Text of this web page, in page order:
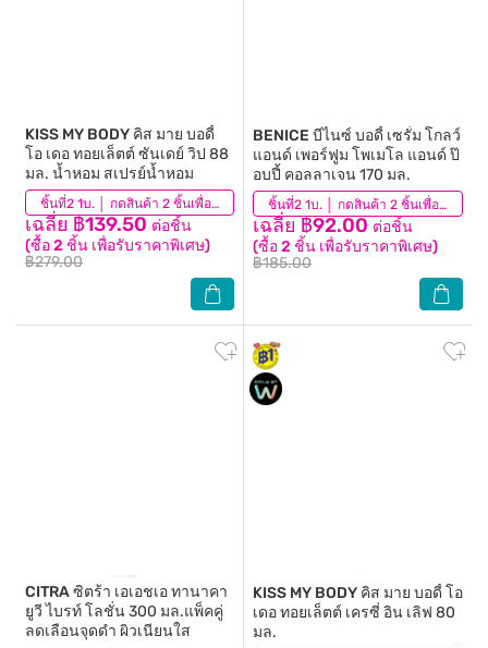
ชิ้นที่2 1บ. │ กดสินค้า 2 ชิ้นเพื่อรับโปรโมชันนี้
KISS MY BODY คิส มาย บอดี้
โอ เดอ ทอยเล็ตต์ ซันเดย์ วิป 88
มล. น้ำหอม สเปรย์น้ำหอม
เฉลี่ย ฿139.50 ต่อชิ้น
(ซื้อ 2 ชิ้น เพื่อรับราคาพิเศษ)
฿279.00
(13) ชิ้นที่2 1บ. │ กดสินค้า 2 ชิ้นเพื่อรับโปรโมชันนี้
BENICE บีไนซ์ บอดี้ เซรั่ม โกลว์
แอนด์ เพอร์ฟูม โพเมโล แอนด์ ป๊
อบปี้ คอลลาเจน 170 มล.
เฉลี่ย ฿92.00 ต่อชิ้น
(ซื้อ 2 ชิ้น เพื่อรับราคาพิเศษ)
฿185.00
(48)
CITRAซิตร้า เอเอชเอ ทานาคา
ยูวี ไบรท์ โลชั่น 300 มล.แพ็คคู่
ลดเลือนจุดดำ ผิวเนียนใส
KISS MY BODY คิส มาย บอดี้ โอ
เดอ ทอยเล็ตต์ เครซี่ อิน เลิฟ 80
มล.